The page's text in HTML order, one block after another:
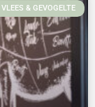
VLEES & GEVOGELTE